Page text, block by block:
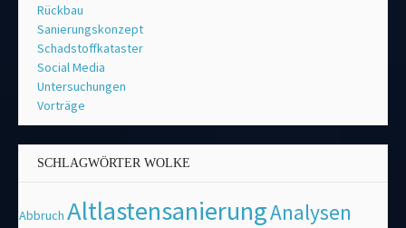
Rückbau
Sanierungskonzept
Schadstoffkataster
Social Media
Untersuchungen
Vorträge
SCHLAGWÖRTER WOLKE
Abbruch AltlastensanierungAnalysen